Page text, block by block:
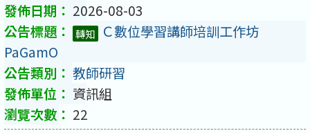
2026-08-03
轉知
Ｃ數位學習講師培訓工作坊
PaGamO
教師研習
資訊組
22